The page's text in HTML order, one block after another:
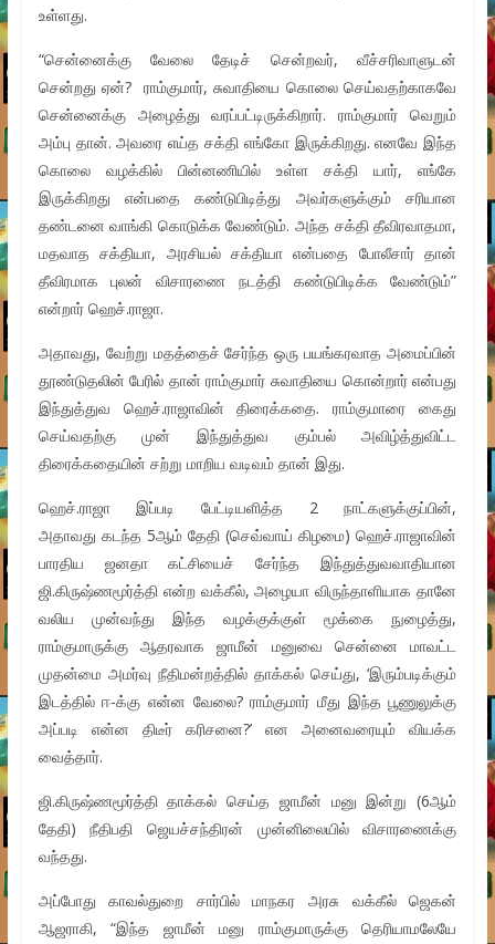
உள்ளது.
“சென்னைக்கு வேலை தேடிச் சென்றவர், வீச்சரிவாளுடன்
சென்றது ஏன்? ராம்குமார், சுவாதியை கொலை செய்வதற்காகவே
சென்னைக்கு அழைத்து வரப்பட்டிருக்கிறார். ராம்குமார் வெறும்
அம்பு தான். அவரை எய்த சக்தி எங்கோ இருக்கிறது. எனவே இந்த
கொலை வழக்கில் பின்னணியில் உள்ள சக்தி யார், எங்கே
இருக்கிறது என்பதை கண்டுபிடித்து அவர்களுக்கும் சரியான
தண்டனை வாங்கி கொடுக்க வேண்டும். அந்த சக்தி தீவிரவாதமா,
மதவாத சக்தியா, அரசியல் சக்தியா என்பதை போலீசார் தான்
தீவிரமாக புலன் விசாரணை நடத்தி கண்டுபிடிக்க வேண்டும்”
என்றார் ஹெச்.ராஜா.
அதாவது, வேற்று மதத்தைச் சேர்ந்த ஒரு பயங்கரவாத அமைப்பின்
தூண்டுதலின் பேரில் தான் ராம்குமார் சுவாதியை கொன்றார் என்பது
இந்துத்துவ ஹெச்.ராஜாவின் திரைக்கதை. ராம்குமாரை கைது
செய்வதற்கு முன் இந்துத்துவ கும்பல் அவிழ்த்துவிட்ட
திரைக்கதையின் சற்று மாறிய வடிவம் தான் இது.
ஹெச்.ராஜா இப்படி பேட்டியளித்த 2 நாட்களுக்குப்பின்,
அதாவது கடந்த 5ஆம் தேதி (செவ்வாய் கிழமை) ஹெச்.ராஜாவின்
பாரதிய ஜனதா கட்சியைச் சேர்ந்த இந்துத்துவவாதியான
ஜி.கிருஷ்ணமூர்த்தி என்ற வக்கீல், அழையா விருந்தாளியாக தானே
வலிய முன்வந்து இந்த வழக்குக்குள் மூக்கை நுழைத்து,
ராம்குமாருக்கு ஆதரவாக ஜாமீன் மனுவை சென்னை மாவட்ட
முதன்மை அமர்வு நீதிமன்றத்தில் தாக்கல் செய்து, ‘இரும்படிக்கும்
இடத்தில் ஈ-க்கு என்ன வேலை? ராம்குமார் மீது இந்த பூணுலுக்கு
அப்படி என்ன திடீர் கரிசனை?’ என அனைவரையும் வியக்க
வைத்தார்.
ஜி.கிருஷ்ணமூர்த்தி தாக்கல் செய்த ஜாமீன் மனு இன்று (6ஆம்
தேதி) நீதிபதி ஜெயச்சந்திரன் முன்னிலையில் விசாரணைக்கு
வந்தது.
அப்போது காவல்துறை சார்பில் மாநகர அரசு வக்கீல் ஜெகன்
ஆஜராகி, “இந்த ஜாமீன் மனு ராம்குமாருக்கு தெரியாமலேயே